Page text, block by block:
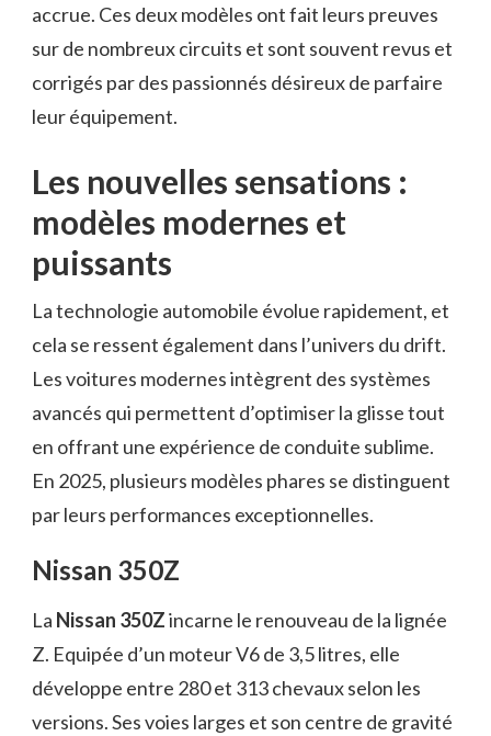
accrue. Ces deux modèles ont fait leurs preuves
sur de nombreux circuits et sont souvent revus et
corrigés par des passionnés désireux de parfaire
leur équipement.
Les nouvelles sensations :
modèles modernes et
puissants
La technologie automobile évolue rapidement, et
cela se ressent également dans l’univers du drift.
Les voitures modernes intègrent des systèmes
avancés qui permettent d’optimiser la glisse tout
en offrant une expérience de conduite sublime.
En 2025, plusieurs modèles phares se distinguent
par leurs performances exceptionnelles.
Nissan 350Z
La Nissan 350Zincarne le renouveau de la lignée
Z. Equipée d’un moteur V6 de 3,5 litres, elle
développe entre 280 et 313 chevaux selon les
versions. Ses voies larges et son centre de gravité